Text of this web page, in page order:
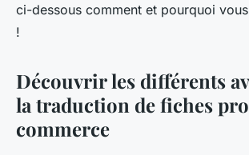
ci-dessous comment et pourquoi
!
Découvrir les différents
la traduction de fiches
commerce